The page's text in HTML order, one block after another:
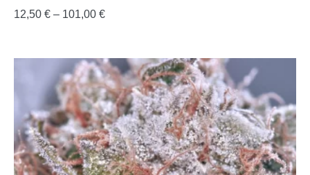
12,50 € – 101,00 €